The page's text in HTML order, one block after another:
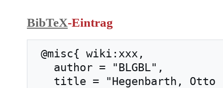
BibTeX-Eintrag